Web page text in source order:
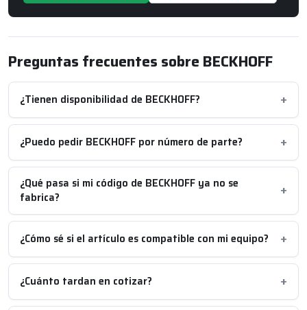
Preguntas frecuentes sobre BECKHOFF
¿Tienen disponibilidad de BECKHOFF?
¿Puedo pedir BECKHOFF por número de parte?
¿Qué pasa si mi código de BECKHOFF ya no se
fabrica?
¿Cómo sé si el artículo es compatible con mi equipo?
¿Cuánto tardan en cotizar?